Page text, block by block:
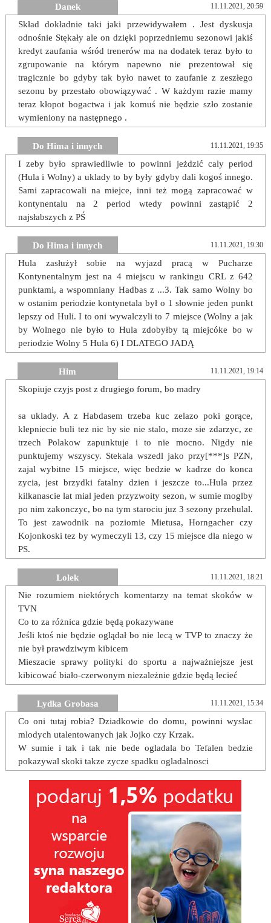
Danek 11.11.2021, 20:59
Skład dokładnie taki jaki przewidywałem . Jest dyskusja
odnośnie Stękały ale on dzięki poprzedniemu sezonowi jakiś
kredyt zaufania wśród trenerów ma na dodatek teraz było to
zgrupowanie na którym napewno nie prezentował się
tragicznie bo gdyby tak było nawet to zaufanie z zeszłego
sezonu by przestało obowiązywać . W każdym razie mamy
teraz kłopot bogactwa i jak komuś nie będzie szło zostanie
wymieniony na następnego .
Do Hima i innych 11.11.2021, 19:35
I zeby było sprawiedliwie to powinni jeżdzić caly period
(Hula i Wolny) a uklady to by były gdyby dali kogoś innego.
Sami zapracowali na miejce, inni też mogą zapracować w
kontynentalu na 2 period wtedy powinni zastąpić 2
najsłabszych z PŚ
Do Hima i innych 11.11.2021, 19:30
Hula zasłużył sobie na wyjazd pracą w Pucharze
Kontynentalnym jest na 4 miejscu w rankingu CRL z 642
punktami, a wspomniany Hadbas z ...3. Tak samo Wolny bo
w ostanim periodzie kontynetala był o 1 słownie jeden punkt
lepszy od Huli. I to oni wywalczyli to 7 miejsce (Wolny a jak
by Wolnego nie było to Hula zdobyłby tą miejcóke bo w
periodzie Wolny 5 Hula 6) I DLATEGO JADĄ
Him 11.11.2021, 19:14
Skopiuje czyjs post z drugiego forum, bo madry
sa uklady. A z Habdasem trzeba kuc zelazo poki gorące,
klepniecie buli tez nic by sie nie stalo, moze sie zdarzyc, ze
trzech Polakow zapunktuje i to nie mocno. Nigdy nie
punktujemy wszyscy. Stekala wszedl jako przy[***]s PZN,
zajal wybitne 15 miejsce, więc bedzie w kadrze do konca
zycia, jest brzydki fatalny dzien i jeszcze to...Hula przez
kilkanascie lat mial jeden przyzwoity sezon, w sumie moglby
po nim zakonczyc, bo na tym starociu juz 3 sezony przehulal.
To jest zawodnik na poziomie Mietusa, Horngacher czy
Kojonkoski tez by wymeczyli 13, czy 15 miejsce dla niego w
PS.
Lolek 11.11.2021, 18:21
Nie rozumiem niektórych komentarzy na temat skoków w
TVN
Co to za różnica gdzie będą pokazywane
Jeśli ktoś nie będzie oglądał bo nie lecą w TVP to znaczy że
nie był prawdziwym kibicem
Mieszacie sprawy polityki do sportu a najważniejsze jest
kibicować biało-czerwonym niezależnie gdzie będą lecieć
Lydka Grobasa 11.11.2021, 15:34
Co oni tutaj robia? Dziadkowie do domu, powinni wyslac
mlodych utalentowanych jak Jojko czy Krzak.
W sumie i tak i tak nie bede ogladala bo Tefalen bedzie
pokazywal skoki takze zycze spadku ogladalnosci